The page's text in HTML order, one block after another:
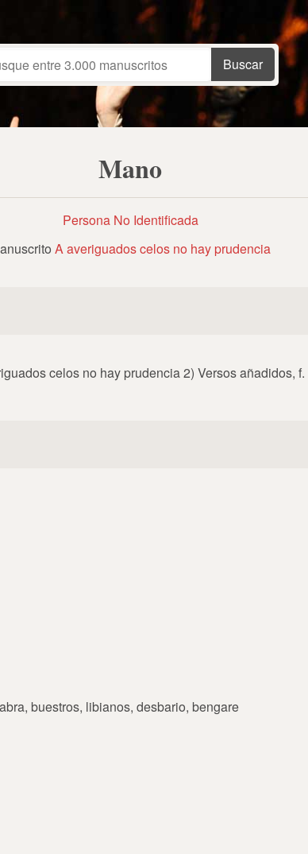
Mano
Persona No Identificada
A averiguados celos no hay prudencia
celos no hay prudencia 2) Versos añadidos,
buestros, libianos, desbario, bengare